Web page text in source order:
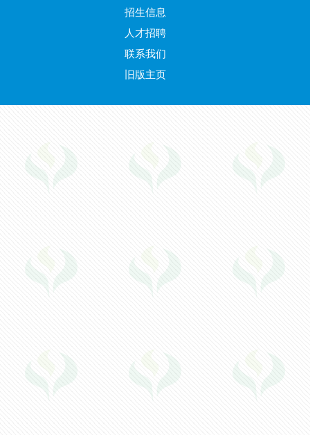
招生信息
人才招聘
联系我们
旧版主页